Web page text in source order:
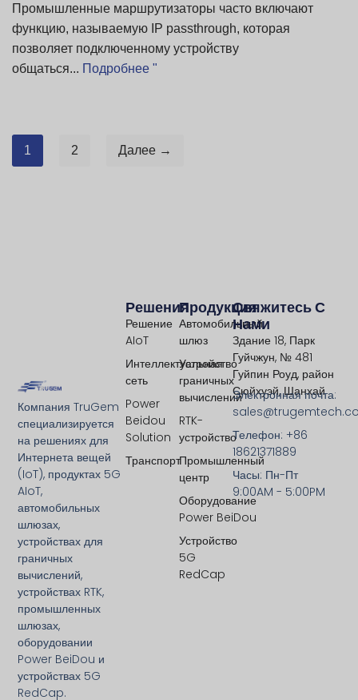
Промышленные маршрутизаторы часто включают
функцию, называемую IP passthrough, которая
позволяет подключенному устройству
общаться... Подробнее "
1 2 Далее →
Компания TruGem
специализируется
на решениях для
Интернета вещей
(IoT), продуктах 5G
AIoT,
автомобильных
шлюзах,
устройствах для
граничных
вычислений,
устройствах RTK,
промышленных
шлюзах,
оборудовании
Power BeiDou и
устройствах 5G
RedCap.
Продукция
Автомобильный
шлюз
Устройство
граничных
вычислений
RTK-
устройство
Промышленный
центр
Оборудование
Power BeiDou
Устройство
5G
RedCap
Решения
Решение
AIoT
Интеллектуальная
сеть
Power
Beidou
Solution
Транспорт
Свяжитесь С
Нами
Здание 18, Парк
Гуйчжун, № 481
Гуйпин Роуд, район
Сюйхуэй, Шанхай
Электронная почта:
Телефон: +86
18621371889
Часы: Пн-Пт
9:00AM - 5:00PM